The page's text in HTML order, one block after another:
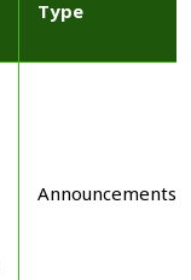
Type
Announcements